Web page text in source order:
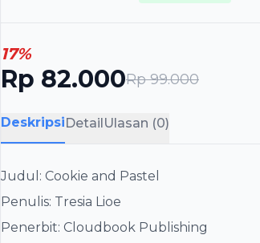
17%
Rp 82.000Rp 99.000
DeskripsiDetailUlasan (0)
Judul: Cookie and Pastel
​Penulis: Tresia Lioe
​Penerbit: Cloudbook Publishing